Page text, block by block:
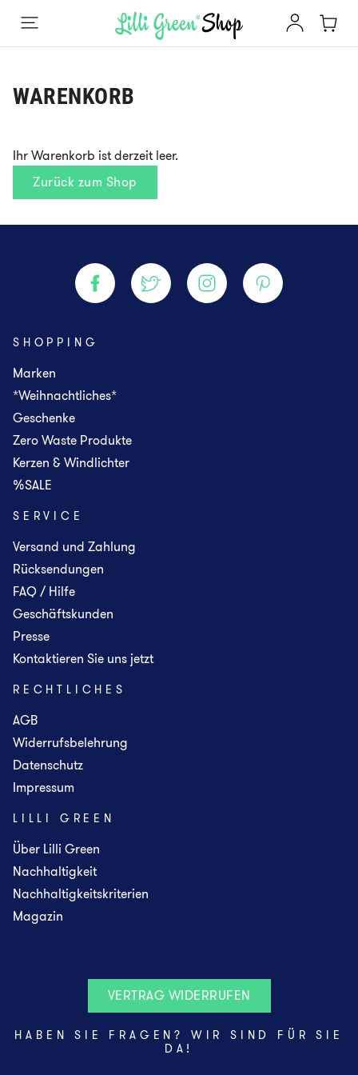
WARENKORB
Ihr Warenkorb ist derzeit leer.
Zurück zum Shop
SHOPPING
Marken
*Weihnachtliches*
Geschenke
Zero Waste Produkte
Kerzen & Windlichter
%SALE
SERVICE
Versand und Zahlung
Rücksendungen
FAQ / Hilfe
Geschäftskunden
Presse
Kontaktieren Sie uns jetzt
RECHTLICHES
AGB
Widerrufsbelehrung
Datenschutz
Impressum
LILLI GREEN
Über Lilli Green
Nachhaltigkeit
Nachhaltigkeitskriterien
Magazin
VERTRAG WIDERRUFEN
HABEN SIE FRAGEN? WIR SIND FÜR SIE
DA!